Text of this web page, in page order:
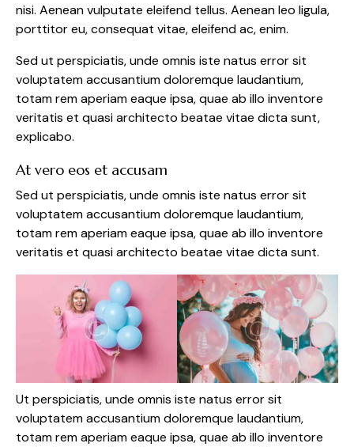
nisi. Aenean vulputate eleifend tellus. Aenean leo ligula,
porttitor eu, consequat vitae, eleifend ac, enim.
Sed ut perspiciatis, unde omnis iste natus error sit
voluptatem accusantium doloremque laudantium,
totam rem aperiam eaque ipsa, quae ab illo inventore
veritatis et quasi architecto beatae vitae dicta sunt,
explicabo.
At vero eos et accusam
Sed ut perspiciatis, unde omnis iste natus error sit
voluptatem accusantium doloremque laudantium,
totam rem aperiam eaque ipsa, quae ab illo inventore
veritatis et quasi architecto beatae vitae dicta sunt.
Ut perspiciatis, unde omnis iste natus error sit
voluptatem accusantium doloremque laudantium,
totam rem aperiam eaque ipsa, quae ab illo inventore